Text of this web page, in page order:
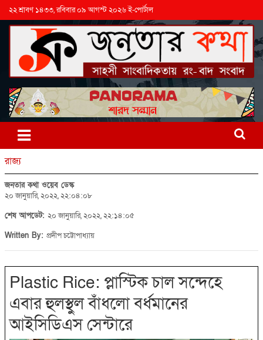
২২ শ্রাবণ ১৪৩৩, রবিবার ০৯ আগস্ট ২০২৬ ই-পোর্টাল
রাজ্য
জনতার কথা ওয়েব ডেস্ক
২০ জানুয়ারি, ২০২২, ২২:০৪:০৮
শেষ আপডেট: ২০ জানুয়ারি, ২০২২, ২২:১৪:০৫
Written By: প্রদীপ চট্টোপাধ্যায়
Plastic Rice: প্লাস্টিক চাল সন্দেহে
এবার হুলস্থুল বাঁধলো বর্ধমানের
আইসিডিএস সেন্টারে